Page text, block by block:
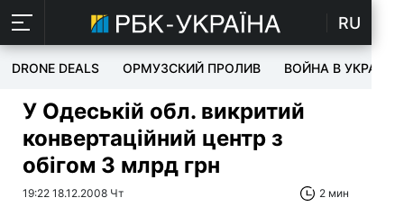
RU
DRONE DEALS ОРМУЗСКИЙ ПРОЛИВ ВОЙНА В УКРАИНЕ
У Одеській обл. викритий
конвертаційний центр з
обігом 3 млрд грн
19:22 18.12.2008 Чт 2 мин